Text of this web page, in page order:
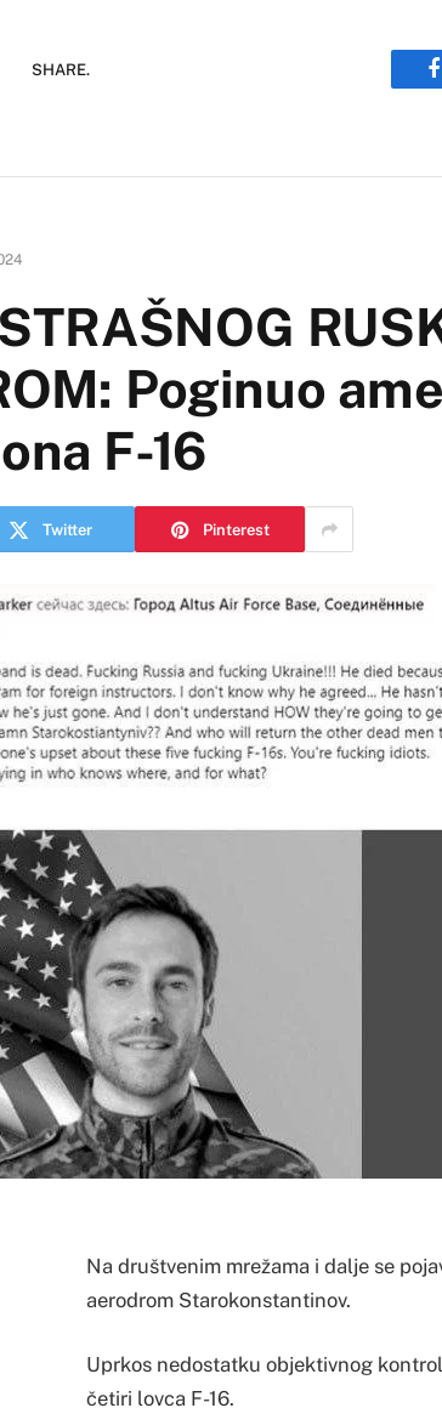
SHARE.
Poginuo
F-16
Twitter Pinterest
Na društvenim mrežama i dalje se
aerodrom Starokonstantinov.
Uprkos nedostatku objektivnog
četiri lovca F-16.